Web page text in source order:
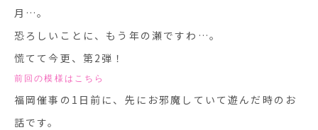
月…。
恐ろしいことに、もう年の瀬ですわ…。
慌てて今更、第2弾！
前回の模様はこちら
福岡催事の1日前に、先にお邪魔していて遊んだ時のお
話です。